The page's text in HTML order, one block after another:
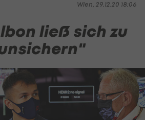
Wien, 29.12.20 18:06
ließ sich zu